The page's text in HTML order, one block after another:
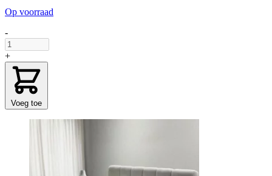
Op voorraad
-
+
Voeg toe